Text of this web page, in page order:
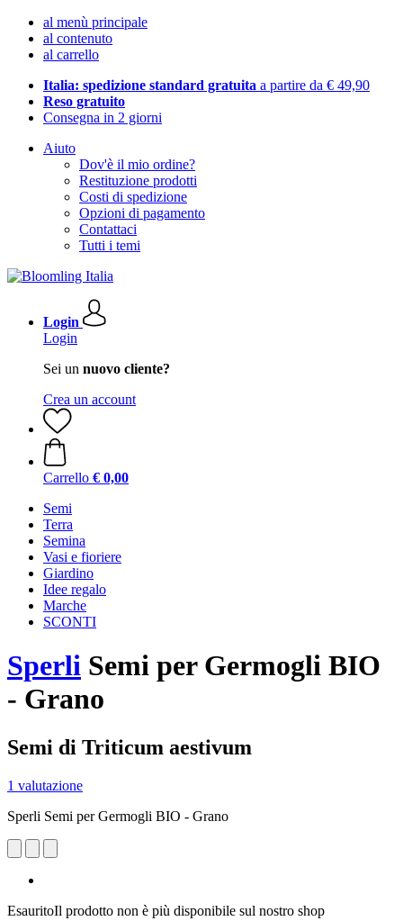
al menù principale
al contenuto
al carrello
Italia: spedizione standard gratuita a partire da € 49,90
Reso gratuito
Consegna in 2 giorni
Aiuto
Dov'è il mio ordine?
Restituzione prodotti
Costi di spedizione
Opzioni di pagamento
Contattaci
Tutti i temi
Login
Login
Sei un nuovo cliente?
Crea un account
Carrello € 0,00
Semi
Terra
Semina
Vasi e fioriere
Giardino
Idee regalo
Marche
SCONTI
Sperli Semi per Germogli BIO
- Grano
Semi di Triticum aestivum
1 valutazione
Sperli Semi per Germogli BIO - Grano
EsauritoIl prodotto non è più disponibile sul nostro shop